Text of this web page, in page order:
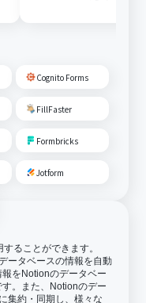
Cognito Forms
FillFaster
Formbricks
Jotform
ることができます。
ータベースの情報を自動
をNotionのデータベー
。また、Notionのデー
集約・同期し、様々な